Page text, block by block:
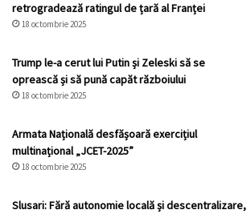
retrogradează ratingul de țară al Franței
18 octombrie 2025
Trump le-a cerut lui Putin și Zeleski să se
oprească și să pună capăt războiului
18 octombrie 2025
Armata Națională desfășoară exercițiul
multinațional „JCET-2025”
18 octombrie 2025
Slusari: Fără autonomie locală și descentralizare,